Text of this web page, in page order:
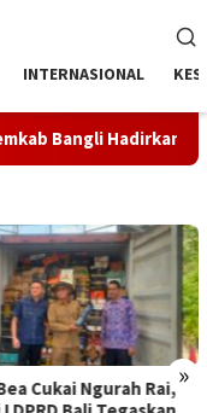
INTERNASIONAL
Pengobatan Gratis
»
Tumpek Krulut,